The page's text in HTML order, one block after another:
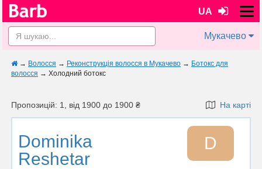
UA
Мукачево
→ Волосся → Реконструкція волосся в Мукачево → Ботокс для
волосся → Холодний ботокс
Пропозицій: 1, від 1900 до 1900 ₴ На карті
Dominika
Reshetar
D